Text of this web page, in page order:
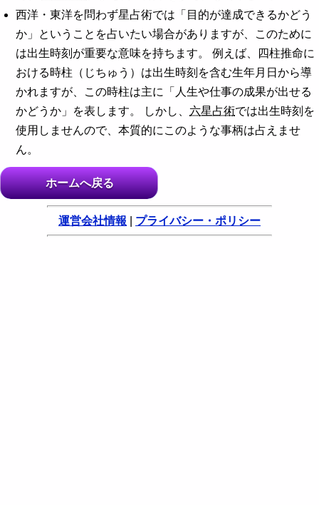
西洋・東洋を問わず星占術では「目的が達成できるかどう
か」ということを占いたい場合がありますが、このために
は出生時刻が重要な意味を持ちます。 例えば、四柱推命に
おける時柱（じちゅう）は出生時刻を含む生年月日から導
かれますが、この時柱は主に「人生や仕事の成果が出せる
かどうか」を表します。 しかし、 六星占術では出生時刻を
使用しませんので、本質的にこのような事柄は占えませ
ん。
ホームへ戻る
運営会社情報 プライバシー・ポリシー